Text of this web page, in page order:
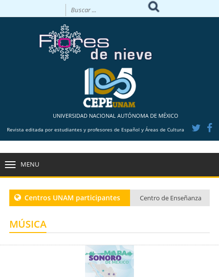
UNIVERSIDAD NACIONAL AUTÓNOMA DE MÉXICO
Revista editada por estudiantes y profesores de Español y Áreas de Cultura
MENU
Centros UNAM participantes
Centro de Enseñanza
Centro de Enseñanza para Extranjeros, Taxco
Centro de Enseñanza para Extranjeros, Polanco
MÚSICA